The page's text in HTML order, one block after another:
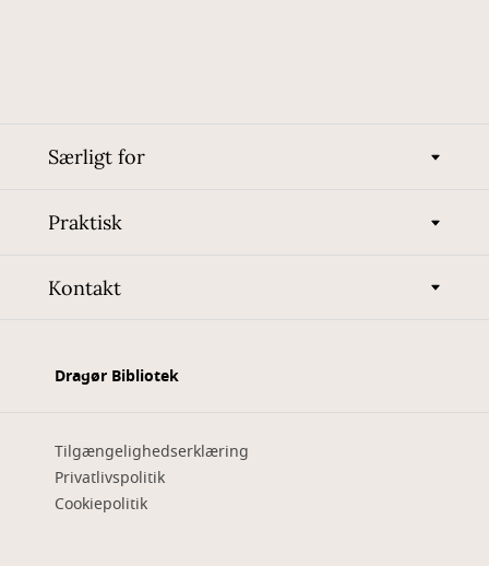
Særligt for
Praktisk
Kontakt
Dragør Bibliotek
Tilgængelighedserklæring
Privatlivspolitik
Cookiepolitik